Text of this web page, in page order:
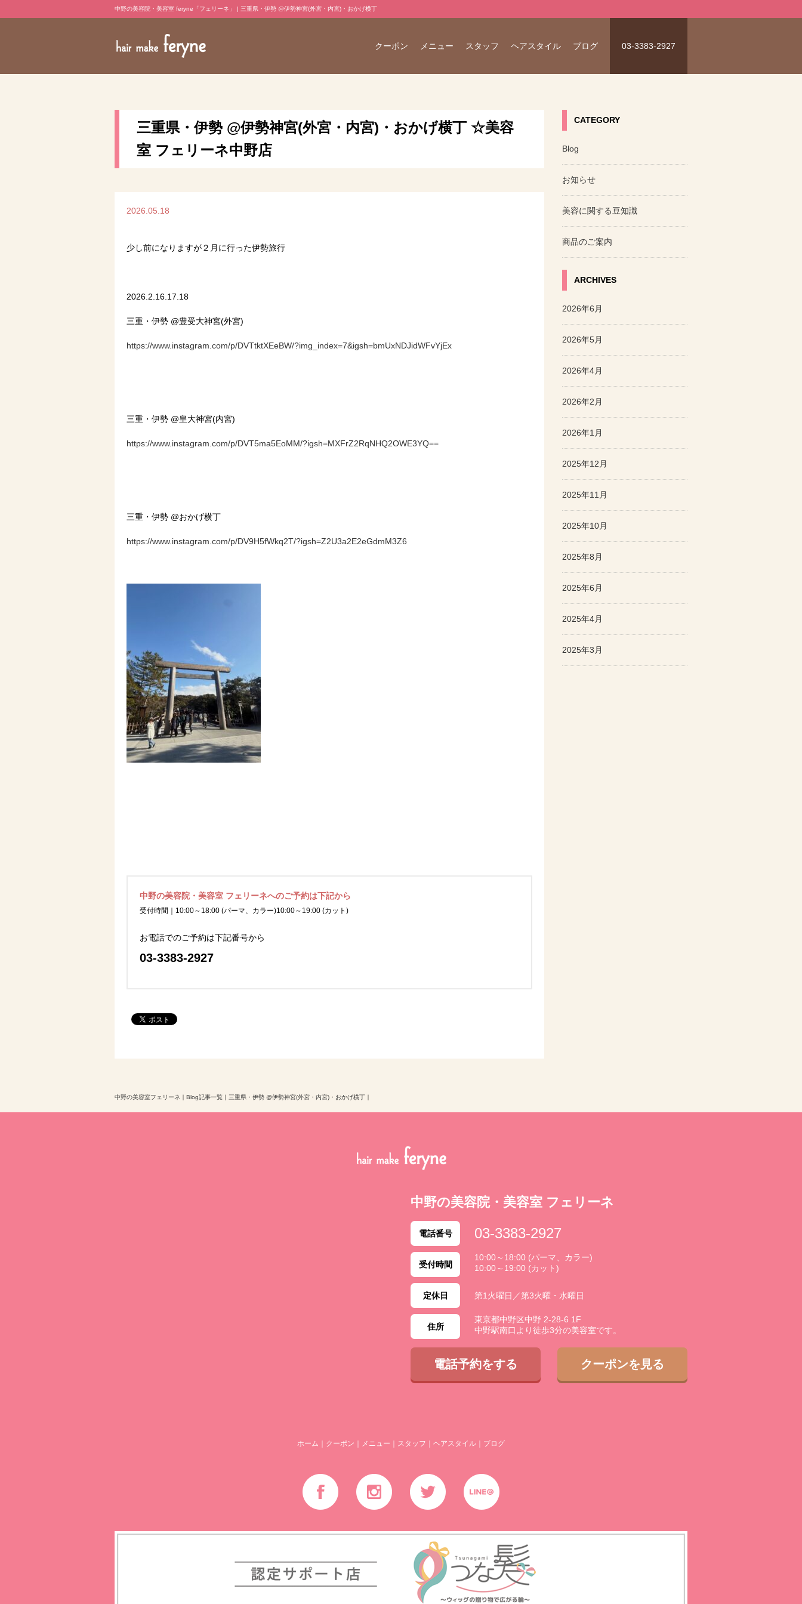
中野の美容院・美容室 feryne「フェリーネ」 | 三重県・伊勢 @伊勢神宮(外宮・内宮)・おかげ横丁
03-3383-2927
ブログ
ヘアスタイル
スタッフ
メニュー
クーポン
三重県・伊勢 @伊勢神宮(外宮・内宮)・おかげ横丁 ☆美容
室 フェリーネ中野店
2026.05.18
少し前になりますが２月に行った伊勢旅行
2026.2.16.17.18
三重・伊勢 @豊受大神宮(外宮)
https://www.instagram.com/p/DVTtktXEeBW/?img_index=7&igsh=bmUxNDJidWFvYjEx
三重・伊勢 @皇大神宮(内宮)
https://www.instagram.com/p/DVT5ma5EoMM/?igsh=MXFrZ2RqNHQ2OWE3YQ==
三重・伊勢 @おかげ横丁
https://www.instagram.com/p/DV9H5fWkq2T/?igsh=Z2U3a2E2eGdmM3Z6
中野の美容院・美容室 フェリーネへのご予約は下記から
受付時間｜10:00～18:00 (パーマ、カラー)10:00～19:00 (カット)
お電話でのご予約は下記番号から
03-3383-2927
CATEGORY
Blog
お知らせ
美容に関する豆知識
商品のご案内
ARCHIVES
2026年6月
2026年5月
2026年4月
2026年2月
2026年1月
2025年12月
2025年11月
2025年10月
2025年8月
2025年6月
2025年4月
2025年3月
中野の美容室フェリーネ ｜ Blog記事一覧 ｜ 三重県・伊勢 @伊勢神宮(外宮・内宮)・おかげ横丁 ｜
中野の美容院・美容室 フェリーネ
電話番号 03-3383-2927
受付時間
10:00～18:00 (パーマ、カラー)
10:00～19:00 (カット)
定休日 第1火曜日／第3火曜・水曜日
住所
東京都中野区中野 2-28-6 1F
中野駅南口より徒歩3分の美容室です。
電話予約をする クーポンを見る
ホーム クーポン メニュー スタッフ ヘアスタイル ブログ